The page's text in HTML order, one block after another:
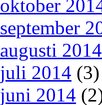
oktober
september
augusti 2014
juli 2014 (3)
juni 2014